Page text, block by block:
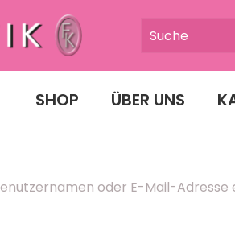
SHOP ÜBER UNS
oder E-Mail-